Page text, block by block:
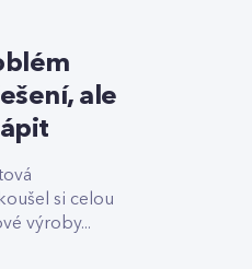
ale
si celou
výroby...